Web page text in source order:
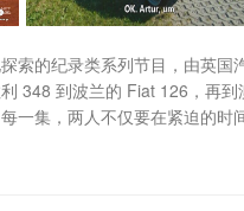
索的纪录类系列节目，由英
348 到波兰的 Fiat 126，再
一集，两人不仅要在紧迫的时